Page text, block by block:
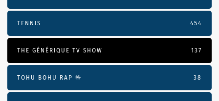
TENNIS 454
THE GÉNÉRIQUE TV SHOW 137
TOHU BOHU RAP 🤟 38